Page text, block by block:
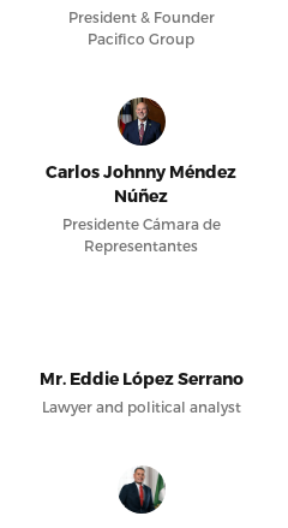
President & Founder
Pacifico Group
Carlos Johnny Méndez
Núñez
Presidente Cámara de
Representantes
Mr. Eddie López Serrano
Lawyer and political analyst